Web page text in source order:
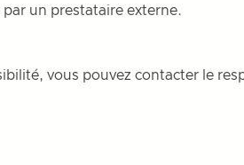
un prestataire externe.
vous pouvez contacter le